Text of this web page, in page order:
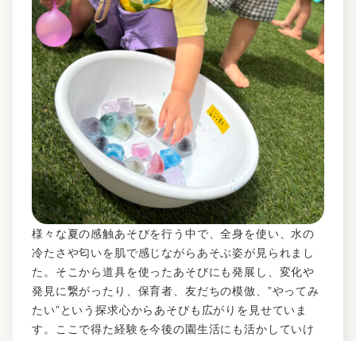
様々な夏の感触あそびを行う中で、全身を使い、水の
冷たさや匂いを肌で感じながらあそぶ姿が見られまし
た。そこから道具を使ったあそびにも発展し、変化や
発見に繋がったり、保育者、友だちの模倣、”やってみ
たい”という探求心からあそびも広がりを見せていま
す。ここで得た経験を今後の園生活にも活かしていけ